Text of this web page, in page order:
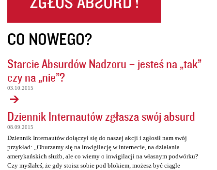
CO NOWEGO?
Starcie Absurdów Nadzoru – jesteś na „tak”
czy na „nie”?
03.10.2015
Dziennik Internautów zgłasza swój absurd
08.09.2015
Dziennik Internautów dołączył się do naszej akcji i zgłosił nam swój
przykład: „Oburzamy się na inwigilację w internecie, na działania
amerykańskich służb, ale co wiemy o inwigilacji na własnym podwórku?
Czy myślałeś, że gdy stoisz sobie pod blokiem, możesz być ciągle